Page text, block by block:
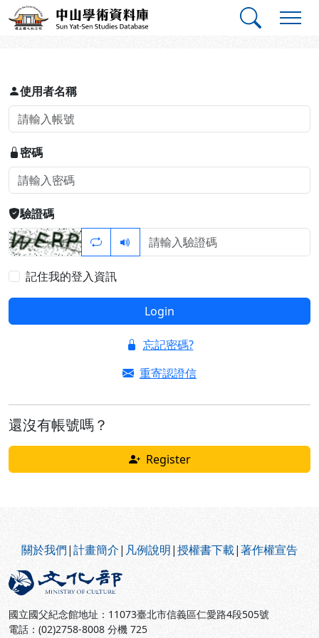
跳到主要內容
中山學術資料庫
登入
使用者名稱
密碼
驗證碼
記住我的登入資訊
Login
忘記密碼?
重寄認證信
還沒有帳號嗎？
Register
關於我們|計畫簡介| 凡例說明|授權書下載|著作權宣告
國立國父紀念館地址：11073臺北市信義區仁愛路4段505號
電話：(02)2758-8008 分機 725